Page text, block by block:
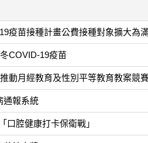
疫苗接種計畫公費接種對象擴大為
COVID-19疫苗
動月經教育及性別平等教育教案競
通報系統
口腔健康打卡保衛戰」